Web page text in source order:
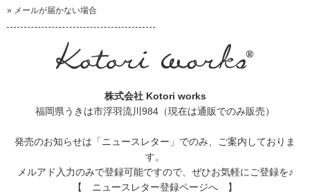
コットンにはない肌ざわりと
楽しい育児タイムを過ごせることを祈っています。
武内ヒロコより
2019/01/13 投稿者：草 評価：
知人の11月生まれのベビーのために購入しました。
» メールが届かない場合
株式会社 Kotori works
福岡県うきは市浮羽流川984（現在は通販でのみ販売）
発売のお知らせは 「ニュースレター」 でのみ、ご案内しておりま
す。
メルアド入力のみで登録可能ですので、ぜひお気軽にご登録を♪
【 ニュースレター登録ページへ 】